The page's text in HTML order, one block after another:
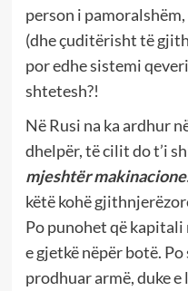
person i
(dhe çuditërisht të
por edhe sistemi
shtetesh?!
Në Rusi na ka ardhur
dhelpër, të cilit do t’i
mjeshtër
këtë kohë
Po punohet që kapitali
e gjetkë nëpër botë.
prodhuar armë, duke